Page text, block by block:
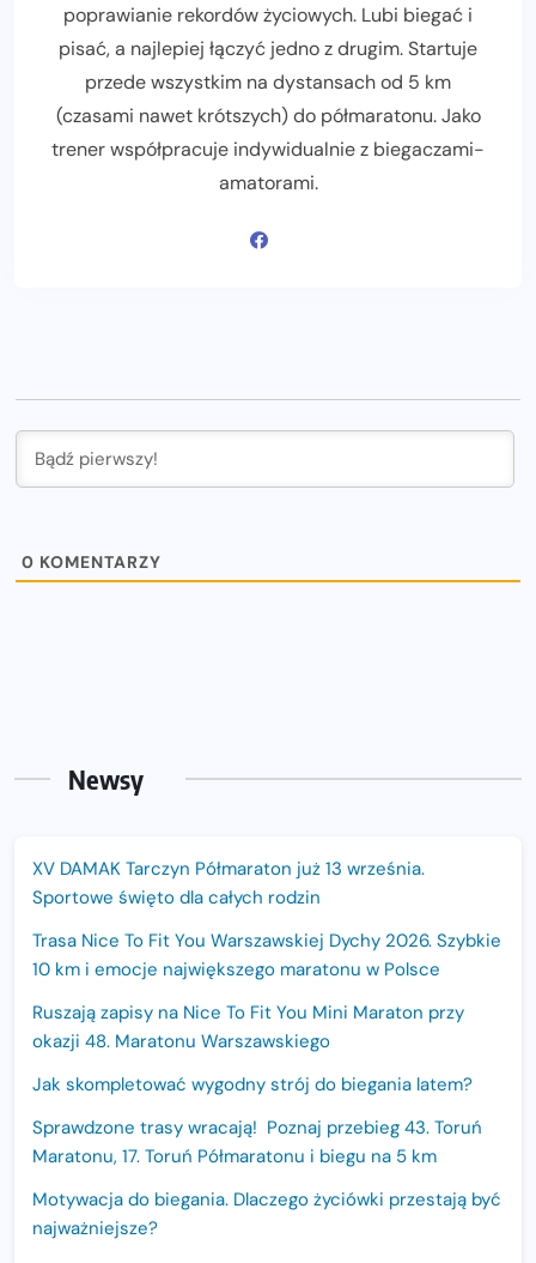
poprawianie rekordów życiowych. Lubi biegać i
pisać, a najlepiej łączyć jedno z drugim. Startuje
przede wszystkim na dystansach od 5 km
(czasami nawet krótszych) do półmaratonu. Jako
trener współpracuje indywidualnie z biegaczami-
amatorami.
0 KOMENTARZY
Newsy
XV DAMAK Tarczyn Półmaraton już 13 września.
Sportowe święto dla całych rodzin
Trasa Nice To Fit You Warszawskiej Dychy 2026. Szybkie
10 km i emocje największego maratonu w Polsce
Ruszają zapisy na Nice To Fit You Mini Maraton przy
okazji 48. Maratonu Warszawskiego
Jak skompletować wygodny strój do biegania latem?
Sprawdzone trasy wracają! Poznaj przebieg 43. Toruń
Maratonu, 17. Toruń Półmaratonu i biegu na 5 km
Motywacja do biegania. Dlaczego życiówki przestają być
najważniejsze?